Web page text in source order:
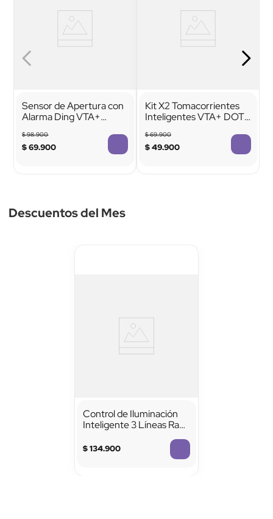
Sensor de Apertura con
Alarma Ding VTA+
$98.900
$ 69.900
Kit X2 Tomacorrientes
Inteligentes VTA+ DOT
$69.900
$49.900
Descuentos del Mes
Control de Iluminación
Inteligente 3 Líneas Ray
$134.900